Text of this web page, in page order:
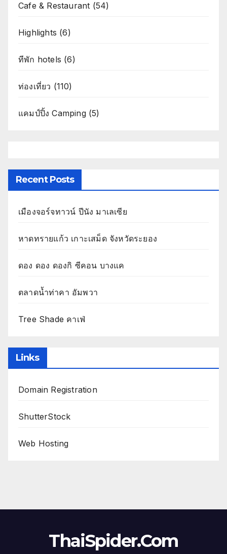
Cafe & Restaurant (54)
Highlights (6)
ทีพัก hotels (6)
ท่องเที่ยว (110)
แคมป์ปิ้ง Camping(5)
Recent Posts
เมืองจอร์จทาวน์ ปีนัง มาเลเซีย
หาดทรายแก้ว เกาะเสม็ด จังหวัดระยอง
ดอง ดอง ดองกิ ซีคอน บางแค
ตลาดน้ำท่าคา อัมพวา
Tree Shade คาเฟ่
Links
Domain Registration
ShutterStock
Web Hosting
ThaiSpider.Com